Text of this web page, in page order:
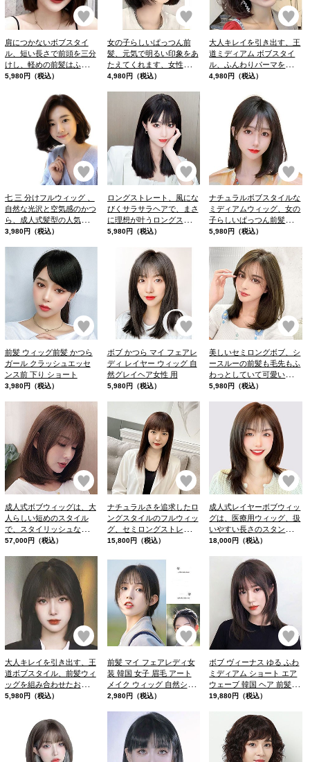
お気に入り
肩につかないボブスタイ
ル、短い長さで前頭を三分
けし、軽めの前髪はふんわ
り丸みのあるシルエットに
5,980円（税込）
お気に入り
女の子らしいぱっつん前
髪、元気で明るい印象をあ
たえてくれます、女性らし
いソフトのフルウィッグ
4,980円（税込）
お
大人キレイを引き出す、王
道ミディアム ボブスタイ
ル、ふんわりパーマをあて
たような、トレンドのゆる
4,980円（税込）
お気に入り
七 三 分けフルウィッグ 、
自然な光沢と空気感のかつ
ら、成人式髪型の人気ラン
キングをチェック！
3,980円（税込）
お気に入り
ロングストレート、風にな
びくサラサラヘアで、まさ
に理想が叶うロングスタイ
ル、ボディラインも綺麗に
5,980円（税込）
お
ナチュラルボブスタイルな
ミディアムウィッグ、女の
子らしいぱっつん前髪、自
然な前髪
5,980円（税込）
お気に入り
前髪 ウィッグ前髪 かつら
ガール クラッシュエッセ
ンス前 下り ショート
3,980円（税込）
お気に入り
ボブ かつら マイ フェアレ
ディ レイヤー ウィッグ 自
然グレイヘア女性 用
5,980円（税込）
お
美しいセミロングボブ、シ
ースルーの前髪も毛先もふ
わっとしていて可愛いの
で、ガーリーなお洋服に合
5,980円（税込）
お気に入り
成人式ボブウィッグは、大
人らしい短めのスタイル
で、スタイリッシュな印象
を与えます。短めのショー
に、小顔効果とデカ目要素
がいーっぱい。
57,000円（税込）
お気に入り
ナチュラルさを追求したロ
ングスタイルのフルウィッ
グ、セミロングストレート
ウィッグは、自然な前髪と
オススメなウィッグです。
15,800円（税込）
お
成人式レイヤーボブウィッ
グは、医療用ウィッグ、扱
いやすい長さのスタンダー
ドミディアム ロング
18,000円（税込）
お気に入り
大人キレイを引き出す、王
道ボブスタイル、前髪ウィ
ッグを組み合わせたおしゃ
れな髪型
5,980円（税込）
お気に入り
前髪 マイ フェアレディ女
装 韓国 女子 眉毛 アート
メイク ウィッグ 自然シー
スルー
2,980円（税込）
お
ボブ ヴィーナス ゆる ふわ
ミディアム ショート エア
ウェーブ 韓国 ヘア 前髪 ウ
ィッグ
19,880円（税込）